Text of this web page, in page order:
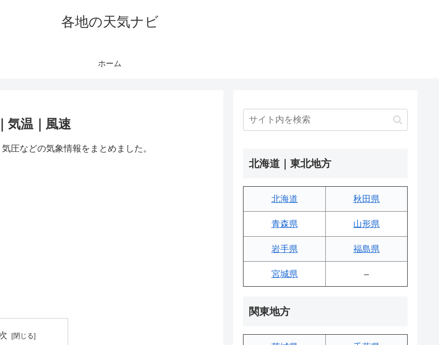
各地の天気ナビ
ホーム
気温｜風速
圧などの気象情報をまとめました。
北海道｜東北地方
北海道 秋田県
青森県 山形県
岩手県 福島県
宮城県 –
関東地方